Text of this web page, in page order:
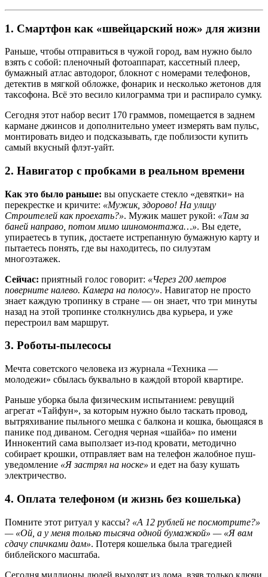
1. Смартфон как «швейцарский нож» для жизни
Раньше, чтобы отправиться в чужой город, вам нужно было
взять с собой: пленочный фотоаппарат, кассетный плеер,
бумажный атлас автодорог, блокнот с номерами телефонов,
детектив в мягкой обложке, фонарик и несколько жетонов для
таксофона. Всё это весило килограмма три и распирало сумку.
Сегодня этот набор весит 170 граммов, помещается в заднем
кармане джинсов и дополнительно умеет измерять вам пульс,
монтировать видео и подсказывать, где поблизости купить
самый вкусный флэт-уайт.
2. Навигатор с пробками в реальном времени
Как это было раньше: вы опускаете стекло «девятки» на
перекрестке и кричите: «Мужик, здорово! На улицу
Строителей как проехать?». Мужик машет рукой: «Там за
баней направо, потом мимо шиномонтажа…». Вы едете,
упираетесь в тупик, достаете истрепанную бумажную карту и
пытаетесь понять, где вы находитесь, по силуэтам
многоэтажек.
Сейчас: приятный голос говорит: «Через 200 метров
поверните налево. Камера на полосу». Навигатор не просто
знает каждую тропинку в стране — он знает, что три минуты
назад на этой тропинке столкнулись два курьера, и уже
перестроил вам маршрут.
3. Роботы-пылесосы
Мечта советского человека из журнала «Техника —
молодежи» сбылась буквально в каждой второй квартире.
Раньше уборка была физическим испытанием: ревущий
агрегат «Тайфун», за которым нужно было таскать провод,
вытряхивание пыльного мешка с балкона и кошка, бьющаяся в
панике под диваном. Сегодня черная «шайба» по имени
Иннокентий сама выползает из-под кровати, методично
собирает крошки, отправляет вам на телефон жалобное пуш-
уведомление «Я застрял на носке» и едет на базу кушать
электричество.
4. Оплата телефоном (и жизнь без кошелька)
Помните этот ритуал у кассы? «А 12 рублей не посмотрите?»
— «Ой, а у меня только тысяча одной бумажкой» — «Я вам
сдачу спичками дам». Потеря кошелька была трагедией
библейского масштаба.
Сегодня миллионы людей выходят из дома, взяв только ключи